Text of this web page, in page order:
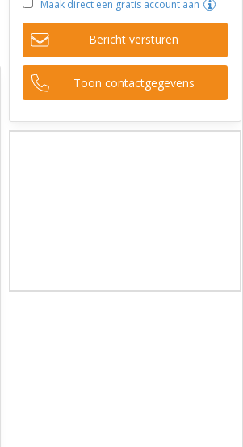
Maak direct een gratis account aan
Bericht versturen
Toon contactgegevens